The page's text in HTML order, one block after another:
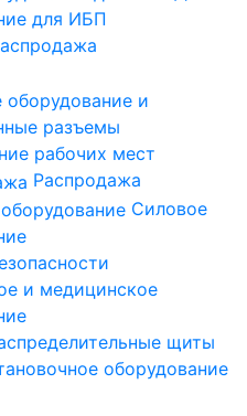
для ИБП
и
разъемы
рабочих мест
Распродажа
Силовое
и медицинское
щиты
оборудование